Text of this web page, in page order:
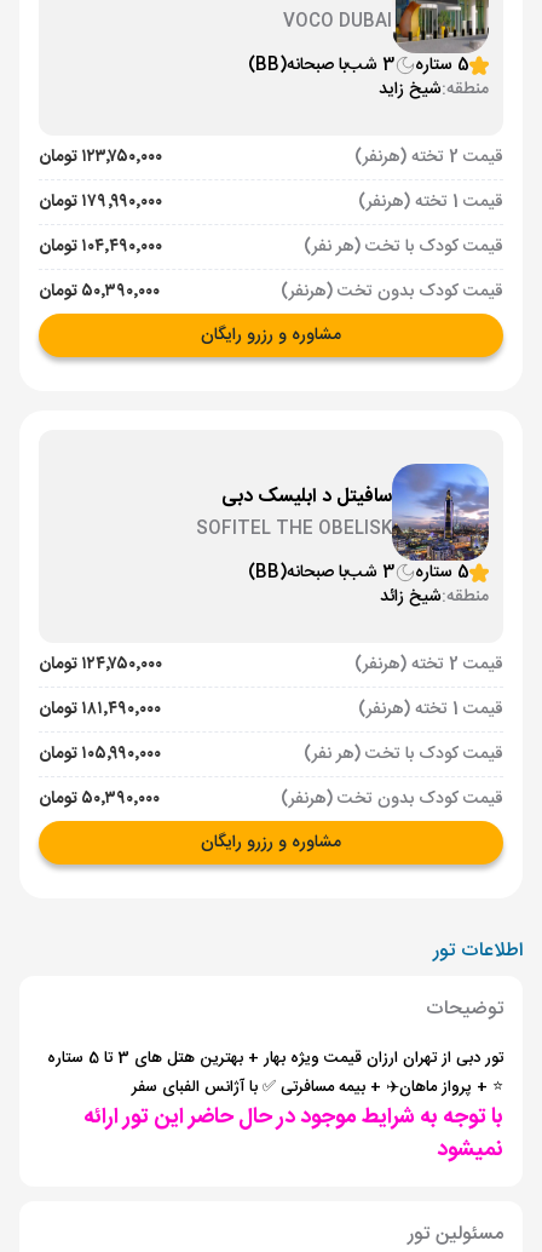
VOCO DUBAI
5 ستاره
3 شب با صبحانه(BB)
منطقه:شیخ زاید
قیمت 2 تخته (هرنفر)
۱۲۳٬۷۵۰٬۰۰۰ تومان
قیمت 1 تخته (هرنفر)
۱۷۹٬۹۹۰٬۰۰۰ تومان
قیمت کودک با تخت (هر نفر)
۱۰۴٬۴۹۰٬۰۰۰ تومان
قیمت کودک بدون تخت (هرنفر)
۵۰٬۳۹۰٬۰۰۰ تومان
مشاوره و رزرو رایگان
سافیتل د ابلیسک دبی
SOFITEL THE OBELISK
5 ستاره
3 شب با صبحانه(BB)
منطقه:شیخ زائد
قیمت 2 تخته (هرنفر)
۱۲۴٬۷۵۰٬۰۰۰ تومان
قیمت 1 تخته (هرنفر)
۱۸۱٬۴۹۰٬۰۰۰ تومان
قیمت کودک با تخت (هر نفر)
۱۰۵٬۹۹۰٬۰۰۰ تومان
قیمت کودک بدون تخت (هرنفر)
۵۰٬۳۹۰٬۰۰۰ تومان
مشاوره و رزرو رایگان
اطلاعات تور
توضیحات
تور دبی از تهران ارزان قیمت ویژه بهار + بهترین هتل های 3 تا 5 ستاره
⭐️ + پرواز ماهان✈️ + بیمه مسافرتی ✅ با آژانس الفبای سفر
با توجه به شرایط موجود در حال حاضر این تور ارائه
نمیشود
مسئولین تور